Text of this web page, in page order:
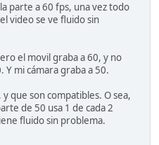
parte a 60 fps, una vez todo
video se ve fluido sin
el movil graba a 60, y no
mi cámara graba a 50.
que son compatibles. O sea,
de 50 usa 1 de cada 2
fluido sin problema.